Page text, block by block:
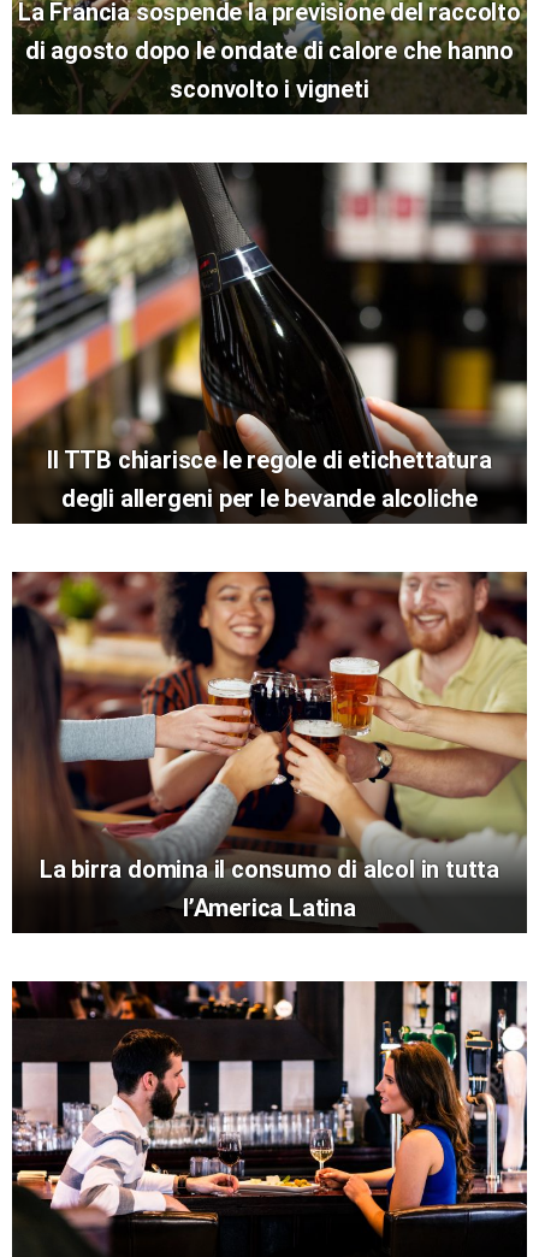
La Francia sospende la previsione del raccolto
di agosto dopo le ondate di calore che hanno
sconvolto i vigneti
Il TTB chiarisce le regole di etichettatura
degli allergeni per le bevande alcoliche
La birra domina il consumo di alcol in tutta
l’America Latina